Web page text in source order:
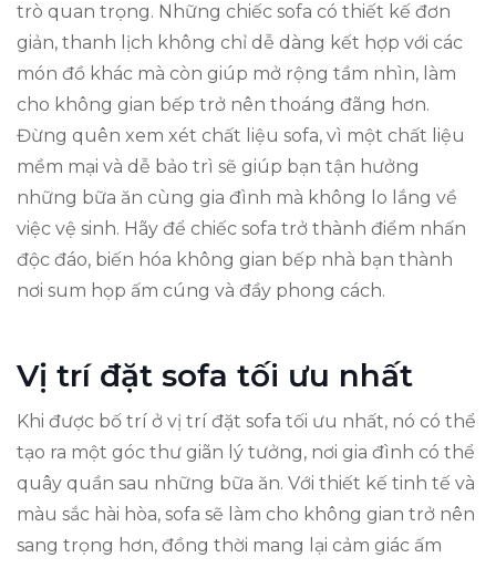
trò quan trọng. Những chiếc sofa có thiết kế đơn
giản, thanh lịch không chỉ dễ dàng kết hợp với các
món đồ khác mà còn giúp mở rộng tầm nhìn, làm
cho không gian bếp trở nên thoáng đãng hơn.
Đừng quên xem xét chất liệu sofa, vì một chất liệu
mềm mại và dễ bảo trì sẽ giúp bạn tận hưởng
những bữa ăn cùng gia đình mà không lo lắng về
việc vệ sinh. Hãy để chiếc sofa trở thành điểm nhấn
độc đáo, biến hóa không gian bếp nhà bạn thành
nơi sum họp ấm cúng và đầy phong cách.
Vị trí đặt sofa tối ưu nhất
Khi được bố trí ở vị trí đặt sofa tối ưu nhất, nó có thể
tạo ra một góc thư giãn lý tưởng, nơi gia đình có thể
quây quần sau những bữa ăn. Với thiết kế tinh tế và
màu sắc hài hòa, sofa sẽ làm cho không gian trở nên
sang trọng hơn, đồng thời mang lại cảm giác ấm